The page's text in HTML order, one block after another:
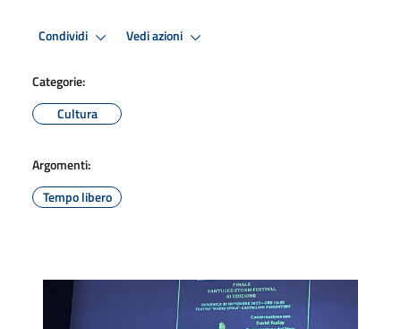
Condividi Vedi azioni
Categorie:
Cultura
Argomenti:
Tempo libero